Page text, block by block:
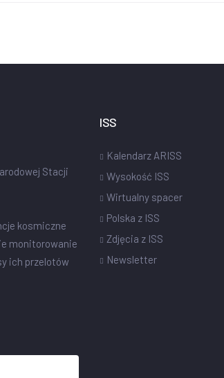
Stacji
kosmiczne
monitorowanie
ich przelotów
ISS
Kalendarz ARISS
Wysokość ISS
Wirtualny spacer
Polska z ISS
Zdjęcia z ISS
Newsletter